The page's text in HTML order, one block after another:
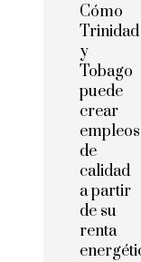
Cómo
Trinidad
y
Tobago
puede
crear
empleos
de
calidad
a partir
de su
renta